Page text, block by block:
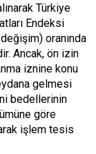
Türkiye
Endeksi
oranında
Ancak, ön izin
iznine konu
gelmesi
bedellerinin
göre
işlem tesis